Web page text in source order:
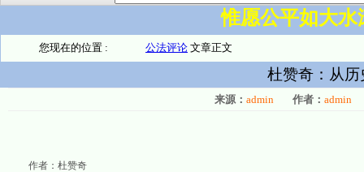
惟愿公平如大
您现在的位置 : 公法评论 文章正文
杜赞奇：从
来源： admin 作者： admin
作者：杜赞奇